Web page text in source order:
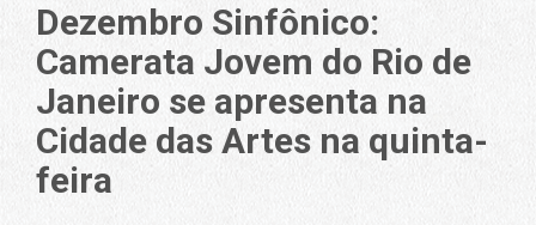
Dezembro Sinfônico:
Camerata Jovem do Rio de
Janeiro se apresenta na
Cidade das Artes na quinta-
feira